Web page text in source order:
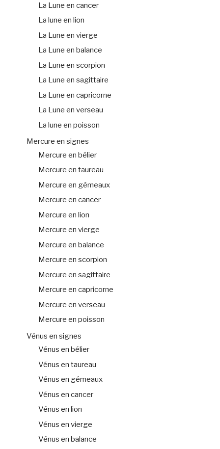
La Lune en cancer
La lune en lion
La Lune en vierge
La Lune en balance
La Lune en scorpion
La Lune en sagittaire
La Lune en capricorne
La Lune en verseau
La lune en poisson
Mercure en signes
Mercure en bélier
Mercure en taureau
Mercure en gémeaux
Mercure en cancer
Mercure en lion
Mercure en vierge
Mercure en balance
Mercure en scorpion
Mercure en sagittaire
Mercure en capricorne
Mercure en verseau
Mercure en poisson
Vénus en signes
Vénus en bélier
Vénus en taureau
Vénus en gémeaux
Vénus en cancer
Vénus en lion
Vénus en vierge
Vénus en balance